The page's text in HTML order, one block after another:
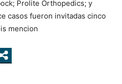
Prolite Orthopedics; y
casos fueron invitadas cinco
mencion